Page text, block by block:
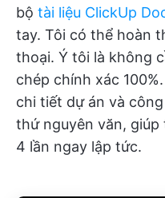
bộ tài liệu ClickUp
tay. Tôi có thể hoàn
thoại. Ý tôi là không
chép chính xác
chi tiết dự án và
thứ nguyên văn,
4 lần ngay lập tức.